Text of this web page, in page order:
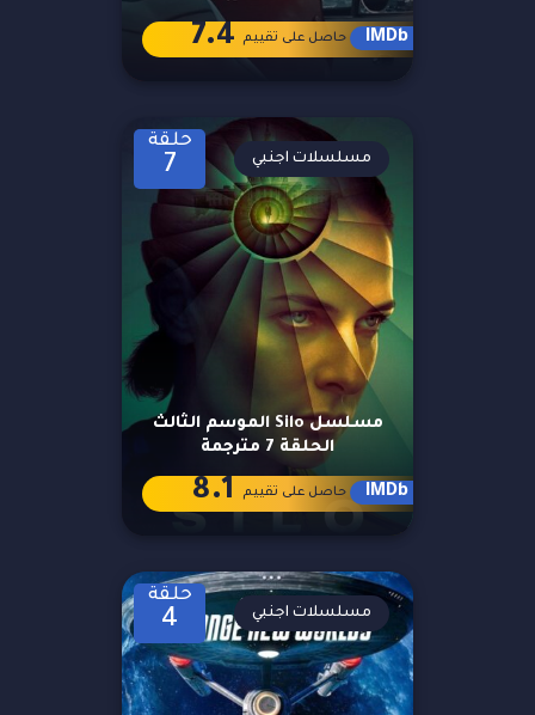
IMDb حاصل على تقييم 7.4
حلقة
7
مسلسل Silo الموسم الثالث
الحلقة 7 مترجمة
مسلسلات اجنبي
IMDb حاصل على تقييم 8.1
حلقة
4 مسلسلات اجنبي